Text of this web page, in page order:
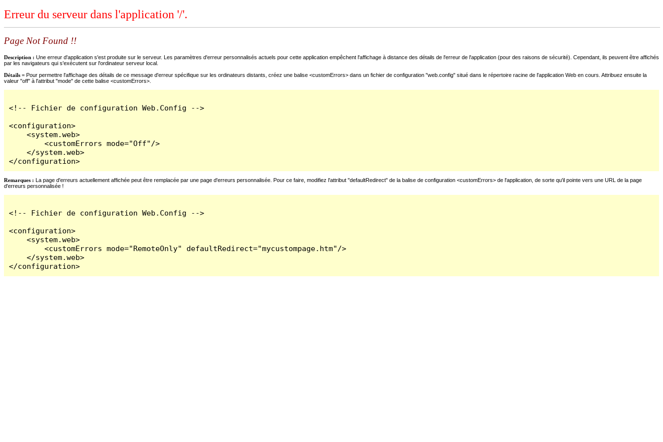
Erreur du serveur dans l'application '/'.
Page Not Found !!
Description : Une erreur d'application s'est produite sur le serveur. Les paramètres d'erreur personnalisés actuels pour cette application empêchent l'affichage à distance des détails de l'erreur de l'application (pour des raisons de sécurité). Cependant, ils peuvent être affichés
par les navigateurs qui s'exécutent sur l'ordinateur serveur local.
Détails = Pour permettre l'affichage des détails de ce message d'erreur spécifique sur les ordinateurs distants, créez une balise <customErrors> dans un fichier de configuration "web.config" situé dans le répertoire racine de l'application Web en cours. Attribuez ensuite la
valeur "off" à l'attribut "mode" de cette balise <customErrors>.
<!-- Fichier de configuration Web.Config -->
<configuration>
    <system.web>
        <customErrors mode="Off"/>
    </system.web>
</configuration>
Remarques : La page d'erreurs actuellement affichée peut être remplacée par une page d'erreurs personnalisée. Pour ce faire, modifiez l'attribut "defaultRedirect" de la balise de configuration <customErrors> de l'application, de sorte qu'il pointe vers une URL de la page
d'erreurs personnalisée !
<!-- Fichier de configuration Web.Config -->
<configuration>
    <system.web>
        <customErrors mode="RemoteOnly" defaultRedirect="mycustompage.htm"/>
    </system.web>
</configuration>